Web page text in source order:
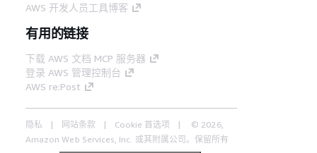
AWS 开发人员工具博客
有用的链接
下载 AWS 文档 MCP 服务器
登录 AWS 管理控制台
AWS re:Post
隐私 网站条款 Cookie 首选项
© 2026,
Amazon Web Services, Inc. 或其附属公司。保留所有